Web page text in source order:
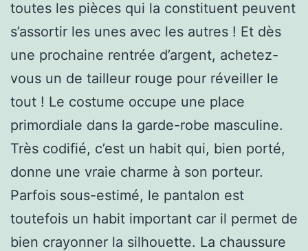
toutes les pièces qui la constituent peuvent
s’assortir les unes avec les autres ! Et dès
une prochaine rentrée d’argent, achetez-
vous un de tailleur rouge pour réveiller le
tout ! Le costume occupe une place
primordiale dans la garde-robe masculine.
Très codifié, c’est un habit qui, bien porté,
donne une vraie charme à son porteur.
Parfois sous-estimé, le pantalon est
toutefois un habit important car il permet de
bien crayonner la silhouette. La chaussure